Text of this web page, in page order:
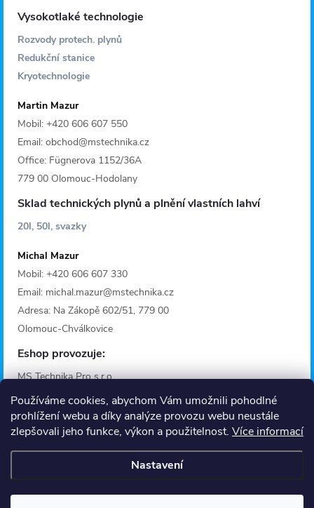
Používáme cookies, abychom Vám umožnili pohodlné
prohlížení webu a díky analýze provozu webu neustále
zlepšovali jeho funkce, výkon a použitelnost. Více informací
Nastavení
Vysokotlaké technologie
Rozvody protech. plynů
Redukční stanice
Kryotechnologie
Martin Mazur
Mobil: +420 606 607 550
Email: obchod@mstechnika.cz
Office: Fügnerova 1152/36A
779 00 Olomouc-Hodolany
Sklad technických plynů a plnění vlastních lahví
20l, 50l, svazky
Michal Mazur
Mobil: +420 606 607 330
Email: michal.mazur@mstechnika.cz
Adresa: Na Zákopě 602/51, 779 00
Olomouc-Chválkovice
Eshop provozuje:
MS Technika Pro s.r.o.
IČO: 28642368
Adresa: Fügnerova 1125/36A
779 00 Olomouc
Provozní doba